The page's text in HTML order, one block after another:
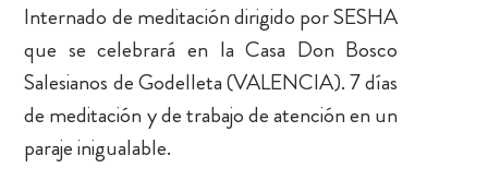
Internado de meditación dirigido por SESHA
que se celebrará en la Casa Don Bosco
Salesianos de Godelleta (VALENCIA). 7 días
de meditación y de trabajo de atención en un
paraje inigualable.